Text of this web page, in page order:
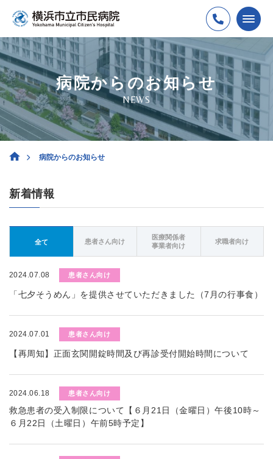
病院からのお知らせ
NEWS
病院からのお知らせ
新着情報
全て 患者さん向け
医療関係者
事業者向け
求職者向け
2024.07.08 患者さん向け
「七夕そうめん」を提供させていただきました（7月の行事食）
2024.07.01 患者さん向け
【再周知】正面玄関開錠時間及び再診受付開始時間について
2024.06.18 患者さん向け
救急患者の受入制限について【６月21日（金曜日）午後10時～
６月22日（土曜日）午前5時予定】